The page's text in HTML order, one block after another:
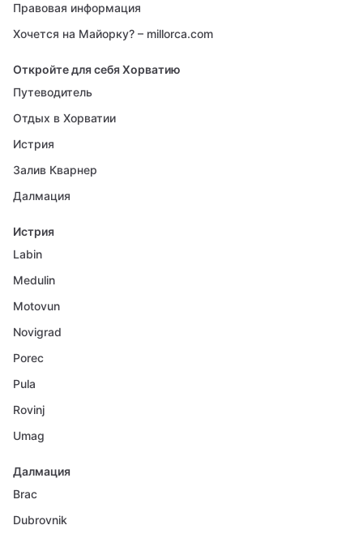
Правовая информация
Хочется на Майорку? – millorca.com
Откройте для себя Хорватию
Путеводитель
Отдых в Хорватии
Истрия
Залив Кварнер
Далмация
Истрия
Labin
Medulin
Motovun
Novigrad
Porec
Pula
Rovinj
Umag
Далмация
Brac
Dubrovnik